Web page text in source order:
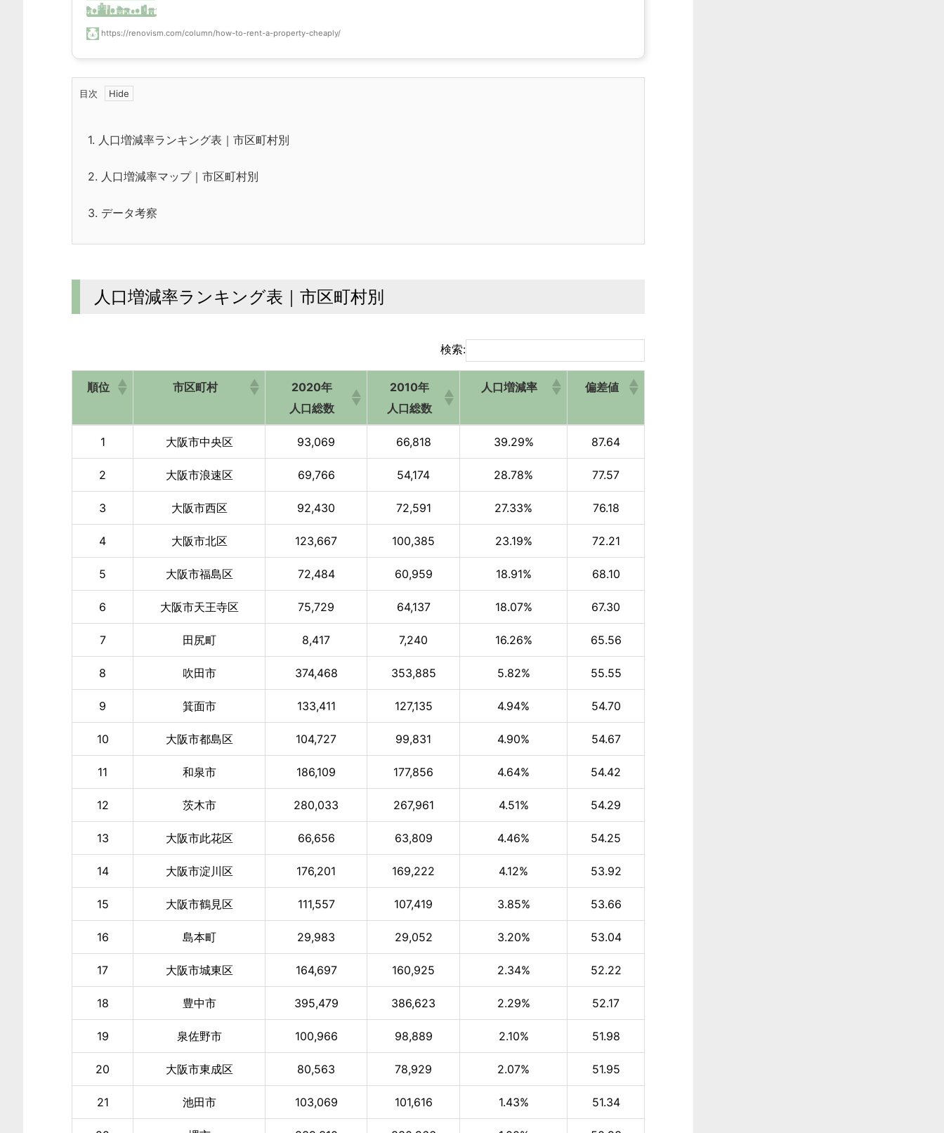
https://renovism.com/column/how-to-rent-a-property-cheaply/
目次
1. 人口増減率ランキング表｜市区町村別
2. 人口増減率マップ｜市区町村別
3. データ考察
人口増減率ランキング表｜市区町村別
検索:
順位 市区町村
2020年
人口総数
2010年
人口総数
人口増減率 偏差値
順位 市区町村
2020年
人口総数
2010年
人口総数
人口増減率 偏差値
1 大阪市中央区 93,069 66,818 39.29% 87.64
2 大阪市浪速区 69,766 54,174 28.78% 77.57
3 大阪市西区 92,430 72,591 27.33% 76.18
4 大阪市北区 123,667 100,385 23.19% 72.21
5 大阪市福島区 72,484 60,959 18.91% 68.10
6 大阪市天王寺区 75,729 64,137 18.07% 67.30
7 田尻町 8,417 7,240 16.26% 65.56
8 吹田市 374,468 353,885 5.82% 55.55
9 箕面市 133,411 127,135 4.94% 54.70
10 大阪市都島区 104,727 99,831 4.90% 54.67
11 和泉市 186,109 177,856 4.64% 54.42
12 茨木市 280,033 267,961 4.51% 54.29
13 大阪市此花区 66,656 63,809 4.46% 54.25
14 大阪市淀川区 176,201 169,222 4.12% 53.92
15 大阪市鶴見区 111,557 107,419 3.85% 53.66
16 島本町 29,983 29,052 3.20% 53.04
17 大阪市城東区 164,697 160,925 2.34% 52.22
18 豊中市 395,479 386,623 2.29% 52.17
19 泉佐野市 100,966 98,889 2.10% 51.98
20 大阪市東成区 80,563 78,929 2.07% 51.95
21 池田市 103,069 101,616 1.43% 51.34